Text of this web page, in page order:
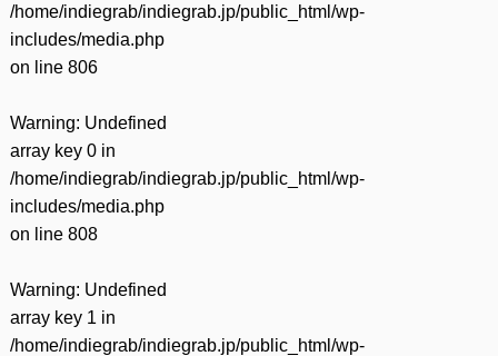
/home/indiegrab/indiegrab.jp/public_html/wp-
includes/media.php
on line 806
Warning: Undefined
array key 0 in
/home/indiegrab/indiegrab.jp/public_html/wp-
includes/media.php
on line 808
Warning: Undefined
array key 1 in
/home/indiegrab/indiegrab.jp/public_html/wp-